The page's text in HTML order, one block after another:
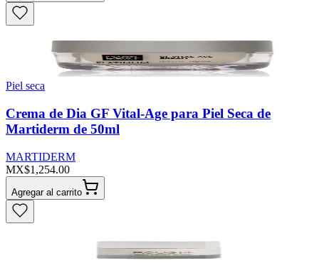
Piel seca
Crema de Dia GF Vital-Age para Piel Seca de
Martiderm de 50ml
MARTIDERM
MX$1,254.00
Agregar al carrito